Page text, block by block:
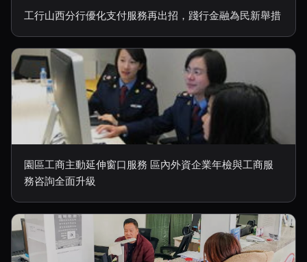
工行山西分行優化支付服務再出招，踐行金融為民新舉措
園區工商主動延伸窗口服務 區內外資企業年檢與工商服
務咨詢全面升級